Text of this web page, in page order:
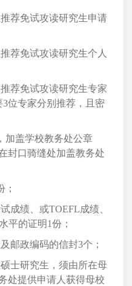
荐免试攻读研究生申请
荐免试攻读研究生个人
荐免试攻读研究生专家
3位专家分别推荐，且密
加盖学校教务处公章
封口骑缝处加盖教务处
；
成绩、或TOEFL成绩、
平的证明1份；
邮政编码的信封3个；
士研究生，须由所在母
处提供申请人获得母校